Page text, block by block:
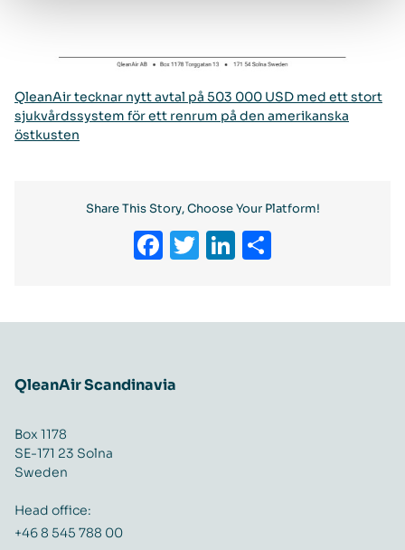
QleanAir tecknar nytt avtal på 503 000 USD med ett stort
sjukvårdssystem för ett renrum på den amerikanska
östkusten
Share This Story, Choose Your Platform!
Facebook
Twitter
LinkedIn
QleanAir Scandinavia
Box 1178
SE-171 23 Solna
Sweden
Head office:
+46 8 545 788 00